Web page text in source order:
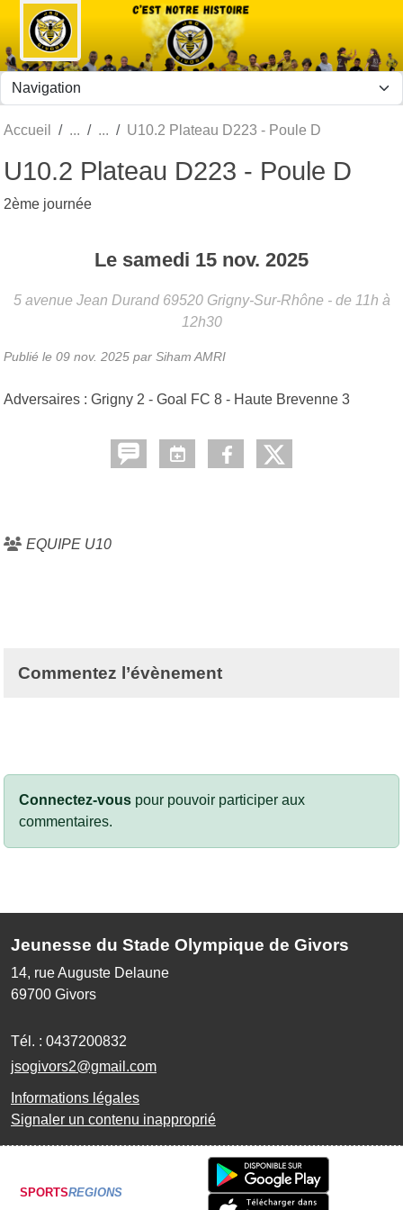
Accueil U10.2 Plateau D223 - Poule D
U10.2 Plateau D223 - Poule D
2ème journée
Le samedi 15 nov. 2025
5 avenue Jean Durand 69520 Grigny-Sur-Rhône - de 11h à
12h30
Publié le 09 nov. 2025 par Siham AMRI
Adversaires : Grigny 2 - Goal FC 8 - Haute Brevenne 3
EQUIPE U10
Commentez l’évènement
Connectez-vous pour pouvoir participer aux
commentaires.
Jeunesse du Stade Olympique de Givors
14, rue Auguste Delaune
69700 Givors
Tél. : 0437200832
jsogivors2@gmail.com
Informations légales
Signaler un contenu inapproprié
SPORTSREGIONS
Panneau de gestion des cookies